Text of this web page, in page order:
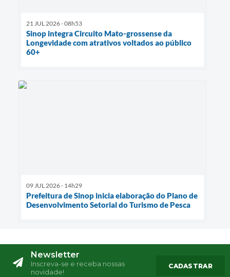
21 JUL 2026 - 08h53
Sinop integra Circuito Mato-grossense da
Longevidade com atrativos voltados ao público
60+
09 JUL 2026 - 14h29
Prefeitura de Sinop inicia elaboração do Plano de
Desenvolvimento Setorial do Turismo de Pesca
Newsletter
Inscreva-se e receba nossas
novidade!
CADASTRAR